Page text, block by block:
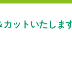
ットいたします